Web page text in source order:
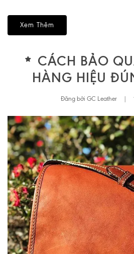
Xem Thêm
CÁCH BẢO
HÀNG HIỆU
Đăng bởi GC Leather